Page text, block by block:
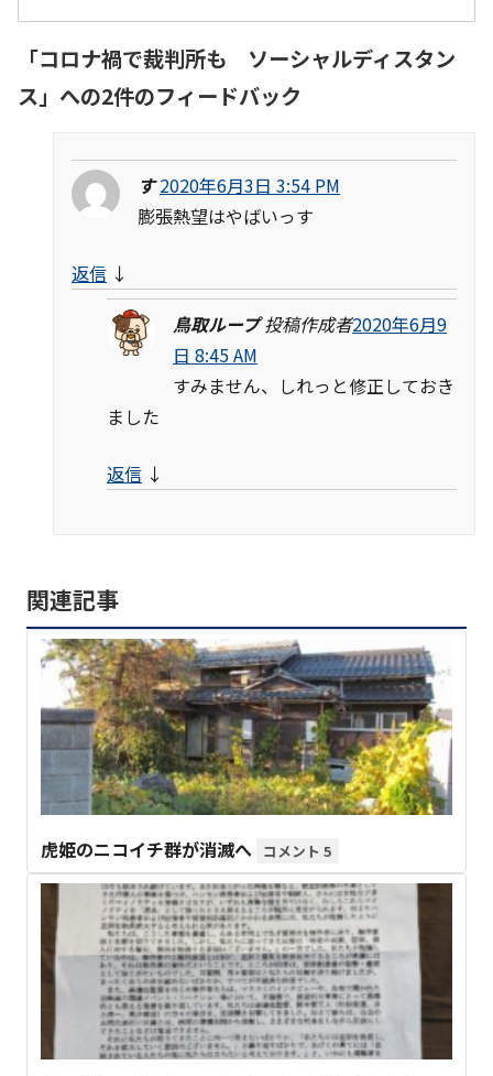
「コロナ禍で裁判所も ソーシャルディスタン
ス」への2件のフィードバック
す 2020年6月3日 3:54 PM
膨張熱望はやばいっす
返信 ↓
鳥取ループ 投稿作成者2020年6月9
日 8:45 AM
すみません、しれっと修正しておき
ました
返信 ↓
関連記事
虎姫のニコイチ群が消滅へ 5